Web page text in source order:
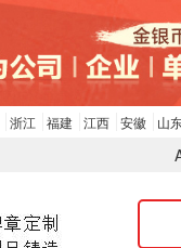
浙江 福建 江西 安徽 山